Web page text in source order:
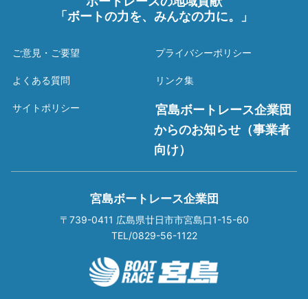
「ボートの力を、みんなの力に。」
ご意見・ご要望
よくある質問
サイトポリシー
プライバシーポリシー
リンク集
宮島ボートレース企業団
からのお知らせ（事業者
向け）
宮島ボートレース企業団
〒739-0411 広島県廿日市市宮島口1-15-60
TEL/0829-56-1122